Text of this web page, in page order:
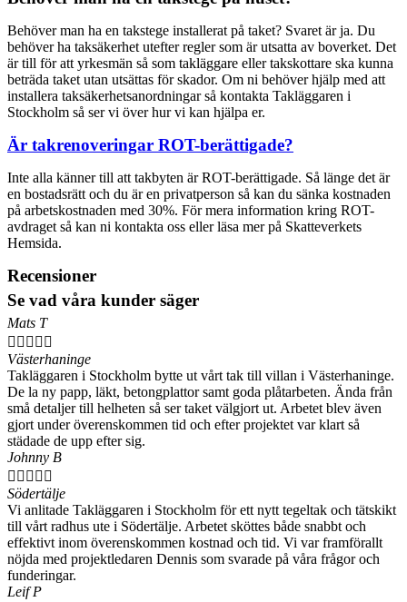
Behöver man ha en takstege installerat på taket? Svaret är ja. Du
behöver ha taksäkerhet utefter regler som är utsatta av boverket. Det
är till för att yrkesmän så som takläggare eller takskottare ska kunna
beträda taket utan utsättas för skador. Om ni behöver hjälp med att
installera taksäkerhetsanordningar så kontakta Takläggaren i
Stockholm så ser vi över hur vi kan hjälpa er.
Är takrenoveringar ROT-berättigade?
Inte alla känner till att takbyten är ROT-berättigade. Så länge det är
en bostadsrätt och du är en privatperson så kan du sänka kostnaden
på arbetskostnaden med 30%. För mera information kring ROT-
avdraget så kan ni kontakta oss eller läsa mer på Skatteverkets
Hemsida.
Recensioner
Se vad våra kunder säger
Mats T
    
Västerhaninge
Takläggaren i Stockholm bytte ut vårt tak till villan i Västerhaninge.
De la ny papp, läkt, betongplattor samt goda plåtarbeten. Ända från
små detaljer till helheten så ser taket välgjort ut. Arbetet blev även
gjort under överenskommen tid och efter projektet var klart så
städade de upp efter sig.
Johnny B
    
Södertälje
Vi anlitade Takläggaren i Stockholm för ett nytt tegeltak och tätskikt
till vårt radhus ute i Södertälje. Arbetet sköttes både snabbt och
effektivt inom överenskommen kostnad och tid. Vi var framförallt
nöjda med projektledaren Dennis som svarade på våra frågor och
funderingar.
Leif P